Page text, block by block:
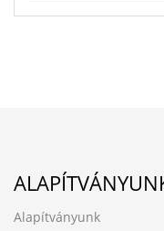
Alapítványunk